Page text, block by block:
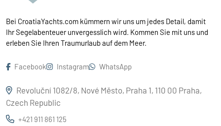
Bei CroatiaYachts.com kümmern wir uns um jedes Detail, damit
Ihr Segelabenteuer unvergesslich wird. Kommen Sie mit uns und
erleben Sie Ihren Traumurlaub auf dem Meer.
Facebook Instagram WhatsApp
Revoluční 1082/8, Nové Město, Praha 1, 110 00 Praha,
Czech Republic
+421 911 861 125